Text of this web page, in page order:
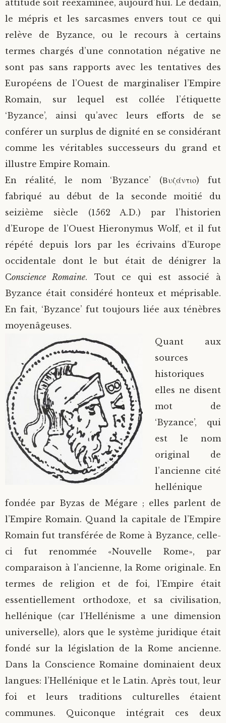
attitude soit réexaminée, aujourd’hui. Le dédain,
le mépris et les sarcasmes envers tout ce qui
relève de Byzance, ou le recours à certains
termes chargés d’une connotation négative ne
sont pas sans rapports avec les tentatives des
Européens de l’Ouest de marginaliser l’Empire
Romain, sur lequel est collée l’étiquette
‘Byzance’, ainsi qu’avec leurs efforts de se
conférer un surplus de dignité en se considérant
comme les véritables successeurs du grand et
illustre Empire Romain.
En réalité, le nom ‘Byzance’ (Βυζάντιο) fut
fabriqué au début de la seconde moitié du
seizième siècle (1562 A.D.) par l’historien
d’Europe de l’Ouest Hieronymus Wolf, et il fut
répété depuis lors par les écrivains d’Europe
occidentale dont le but était de dénigrer la
Conscience Romaine. Tout ce qui est associé à
Byzance était considéré honteux et méprisable.
En fait, ‘Byzance’ fut toujours liée aux ténèbres
moyenâgeuses.
Quant aux
sources
historiques
elles ne disent
mot de
‘Byzance’, qui
est le nom
original de
l’ancienne cité
hellénique
fondée par Byzas de Mégare ; elles parlent de
l’Empire Romain. Quand la capitale de l’Empire
Romain fut transférée de Rome à Byzance, celle-
ci fut renommée «Nouvelle Rome», par
comparaison à l’ancienne, la Rome originale. En
termes de religion et de foi, l’Empire était
essentiellement orthodoxe, et sa civilisation,
hellénique (car l’Hellénisme a une dimension
universelle), alors que le système juridique était
fondé sur la législation de la Rome ancienne.
Dans la Conscience Romaine dominaient deux
langues: l’Hellénique et le Latin. Après tout, leur
foi et leurs traditions culturelles étaient
communes. Quiconque intégrait ces deux